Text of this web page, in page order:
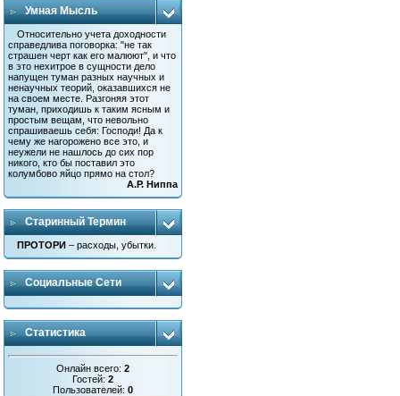
Умная Мысль
Относительно учета доходности
справедлива поговорка: "не так
страшен черт как его малюют", и что
в это нехитрое в сущности дело
напущен туман разных научных и
ненаучных теорий, оказавшихся не
на своем месте. Разгоняя этот
туман, приходишь к таким ясным и
простым вещам, что невольно
спрашиваешь себя: Господи! Да к
чему же нагорожено все это, и
неужели не нашлось до сих пор
никого, кто бы поставил это
колумбово яйцо прямо на стол?
А.Р. Ниппа
Старинный Термин
ПРОТОРИ – расходы, убытки.
Социальные Сети
Статистика
Онлайн всего:2
Гостей:2
Пользователей:0